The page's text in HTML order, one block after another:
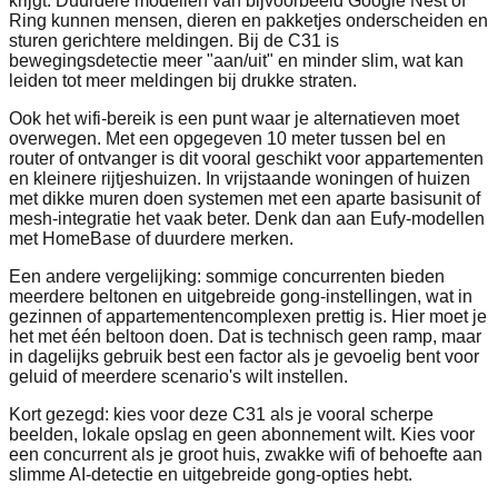
Ring kunnen mensen, dieren en pakketjes onderscheiden en
sturen gerichtere meldingen. Bij de C31 is
bewegingsdetectie meer "aan/uit" en minder slim, wat kan
leiden tot meer meldingen bij drukke straten.
Ook het wifi-bereik is een punt waar je alternatieven moet
overwegen. Met een opgegeven 10 meter tussen bel en
router of ontvanger is dit vooral geschikt voor appartementen
en kleinere rijtjeshuizen. In vrijstaande woningen of huizen
met dikke muren doen systemen met een aparte basisunit of
mesh-integratie het vaak beter. Denk dan aan Eufy-modellen
met HomeBase of duurdere merken.
Een andere vergelijking: sommige concurrenten bieden
meerdere beltonen en uitgebreide gong-instellingen, wat in
gezinnen of appartementencomplexen prettig is. Hier moet je
het met één beltoon doen. Dat is technisch geen ramp, maar
in dagelijks gebruik best een factor als je gevoelig bent voor
geluid of meerdere scenario's wilt instellen.
Kort gezegd: kies voor deze C31 als je vooral scherpe
beelden, lokale opslag en geen abonnement wilt. Kies voor
een concurrent als je groot huis, zwakke wifi of behoefte aan
slimme AI-detectie en uitgebreide gong-opties hebt.